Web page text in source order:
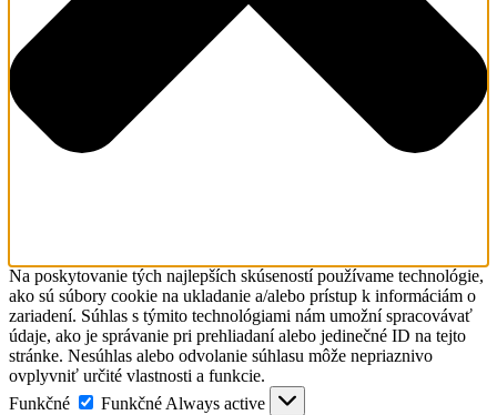
Na poskytovanie tých najlepších skúseností používame technológie,
ako sú súbory cookie na ukladanie a/alebo prístup k informáciám o
zariadení. Súhlas s týmito technológiami nám umožní spracovávať
údaje, ako je správanie pri prehliadaní alebo jedinečné ID na tejto
stránke. Nesúhlas alebo odvolanie súhlasu môže nepriaznivo
ovplyvniť určité vlastnosti a funkcie.
Funkčné
Funkčné Always active